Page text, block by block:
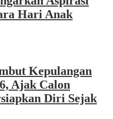
Hari Anak
Kepulangan
Ajak Calon
Diri Sejak